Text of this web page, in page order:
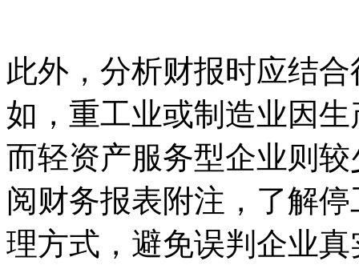
此外，分析财报时应结
如，重工业或制造业因
而轻资产服务型企业则
阅财务报表附注，了解
理方式，避免误判企业